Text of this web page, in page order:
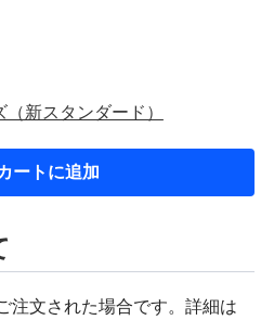
（新スタンダード）
ートに追加
注文された場合です。詳細は